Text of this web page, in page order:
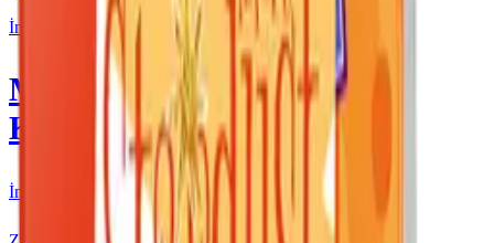
İngilizce
More & More
Kitap
İngilizce kaynakları için resmi satış